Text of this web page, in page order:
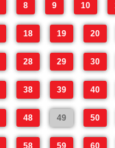
8 9 10
18 19 20
28 29 30
38 39 40
48 49 50
58 59 60